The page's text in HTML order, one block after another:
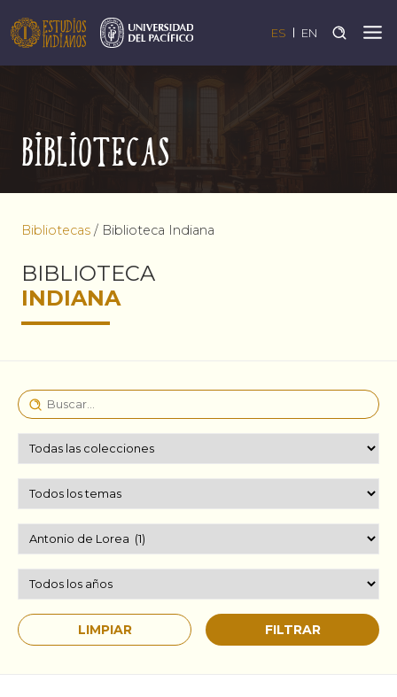
ES EN
Bibliotecas
Bibliotecas / Biblioteca Indiana
BIBLIOTECA
INDIANA